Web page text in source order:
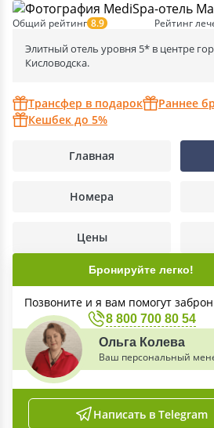
Рейтинг
Общий рейтинг 8.9
Элитный отель уровня 5* в центре
Кисловодска.
Трансфер в подарок
Раннее
Кешбек до 5%
Главная
Номера
Цены
Бронируйте легко!
Позвоните и я вам помогут
8 800 700 80 54
Ольга Колева
Ваш персональный
Написать в Telegram